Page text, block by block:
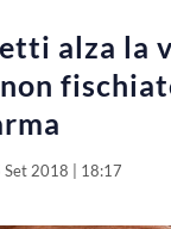
alza la
Set 2018 | 18:17